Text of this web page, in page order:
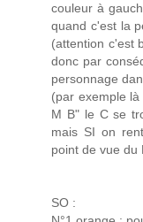
couleur à
quand c'est la
(attention c'est
donc par
personnage
(par exemple
M B" le C se
mais SI on
point de vue du
SO :